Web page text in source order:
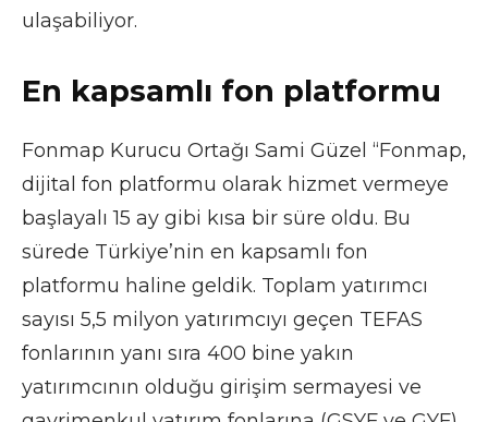
ulaşabiliyor.
En kapsamlı fon platformu
Fonmap Kurucu Ortağı Sami Güzel “Fonmap,
dijital fon platformu olarak hizmet vermeye
başlayalı 15 ay gibi kısa bir süre oldu. Bu
sürede Türkiye’nin en kapsamlı fon
platformu haline geldik. Toplam yatırımcı
sayısı 5,5 milyon yatırımcıyı geçen TEFAS
fonlarının yanı sıra 400 bine yakın
yatırımcının olduğu girişim sermayesi ve